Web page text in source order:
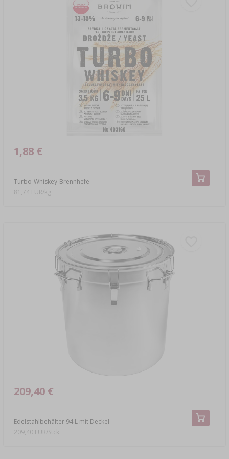
Turbo-Whiskey-Brennhefe
1,88 €
81,74 EUR/kg
Edelstahlbehälter 94 L mit Deckel
209,40 €
209,40 EUR/Stck.